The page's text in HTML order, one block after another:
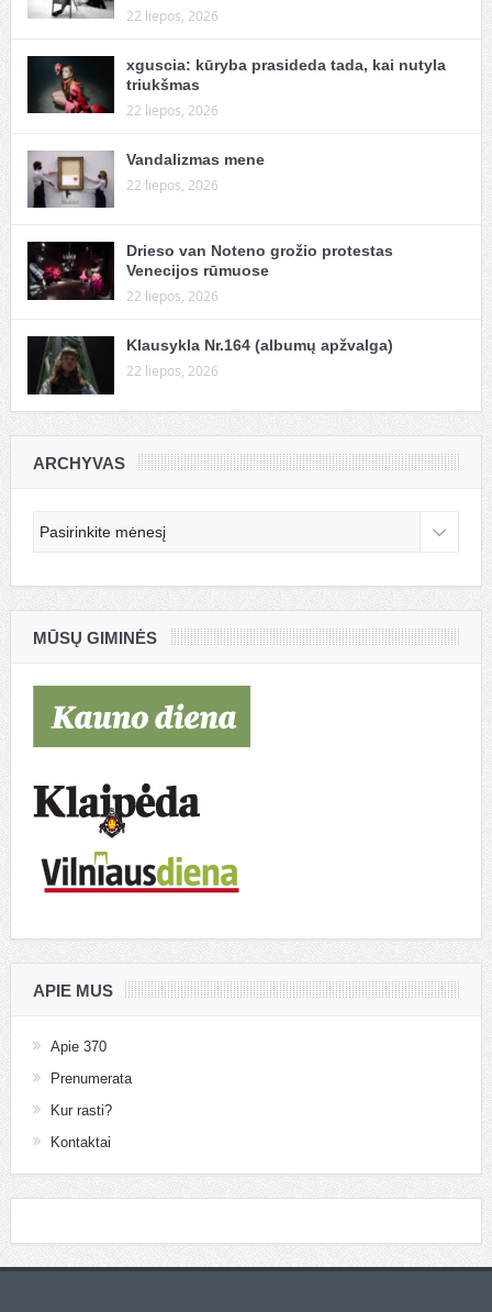
22 liepos, 2026
xguscia: kūryba prasideda tada, kai nutyla
triukšmas
22 liepos, 2026
Vandalizmas mene
22 liepos, 2026
Drieso van Noteno grožio protestas
Venecijos rūmuose
22 liepos, 2026
Klausykla Nr.164 (albumų apžvalga)
22 liepos, 2026
ARCHYVAS
MŪSŲ GIMINĖS
APIE MUS
Apie 370
Prenumerata
Kur rasti?
Kontaktai